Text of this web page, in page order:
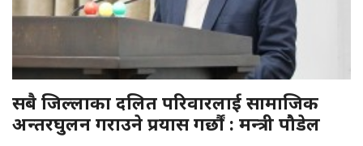
सबै जिल्लाका दलित परिवारलाई सामाजिक
अन्तरघुलन गराउने प्रयास गर्छौं : मन्त्री पौडेल